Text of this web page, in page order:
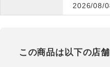
2026/08/
この商品は以下の店